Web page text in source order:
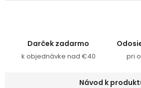
Darček zadarmo
k objednávke nad €40 pri
Návod k